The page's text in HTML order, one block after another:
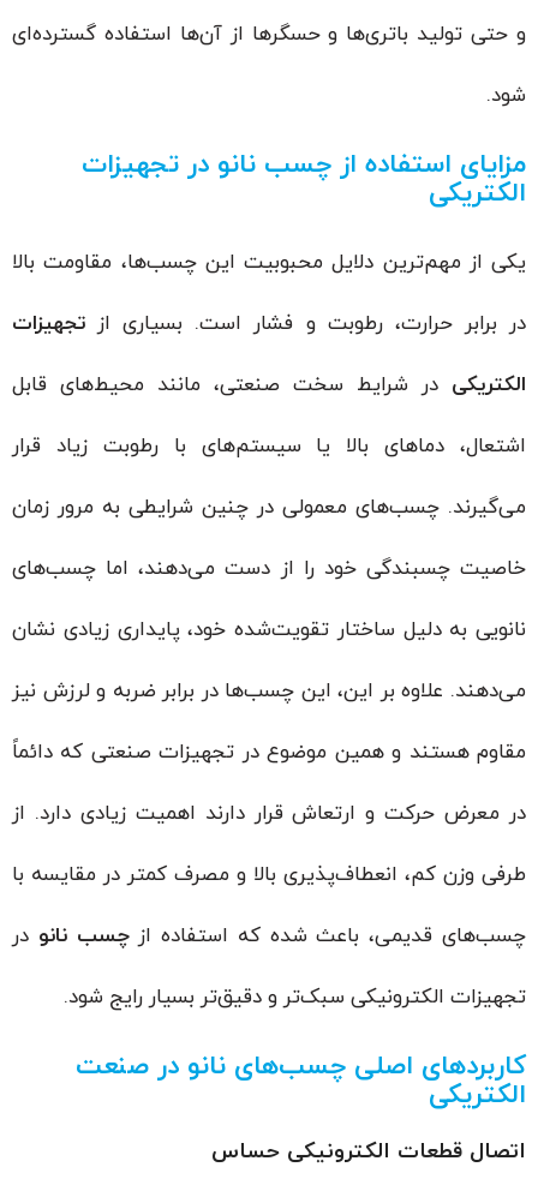
و حتی تولید باتری‌ها و حسگرها از آن‌ها استفاده گسترده‌ای
شود.
مزایای استفاده از چسب نانو در تجهیزات
الکتریکی
یکی از مهم‌ترین دلایل محبوبیت این چسب‌ها، مقاومت بالا
در برابر حرارت، رطوبت و فشار است. بسیاری از تجهیزات
الکتریکیدر شرایط سخت صنعتی، مانند محیط‌های قابل
اشتعال، دماهای بالا یا سیستم‌های با رطوبت زیاد قرار
می‌گیرند. چسب‌های معمولی در چنین شرایطی به مرور زمان
خاصیت چسبندگی خود را از دست می‌دهند، اما چسب‌های
نانویی به دلیل ساختار تقویت‌شده خود، پایداری زیادی نشان
می‌دهند. علاوه بر این، این چسب‌ها در برابر ضربه و لرزش نیز
مقاوم هستند و همین موضوع در تجهیزات صنعتی که دائماً
در معرض حرکت و ارتعاش قرار دارند اهمیت زیادی دارد. از
طرفی وزن کم، انعطاف‌پذیری بالا و مصرف کمتر در مقایسه با
چسب‌های قدیمی، باعث شده که استفاده ازچسب نانو در
تجهیزات الکترونیکی سبک‌تر و دقیق‌تر بسیار رایج شود.
کاربردهای اصلی چسب‌های نانو در صنعت
الکتریکی
اتصال قطعات الکترونیکی حساس